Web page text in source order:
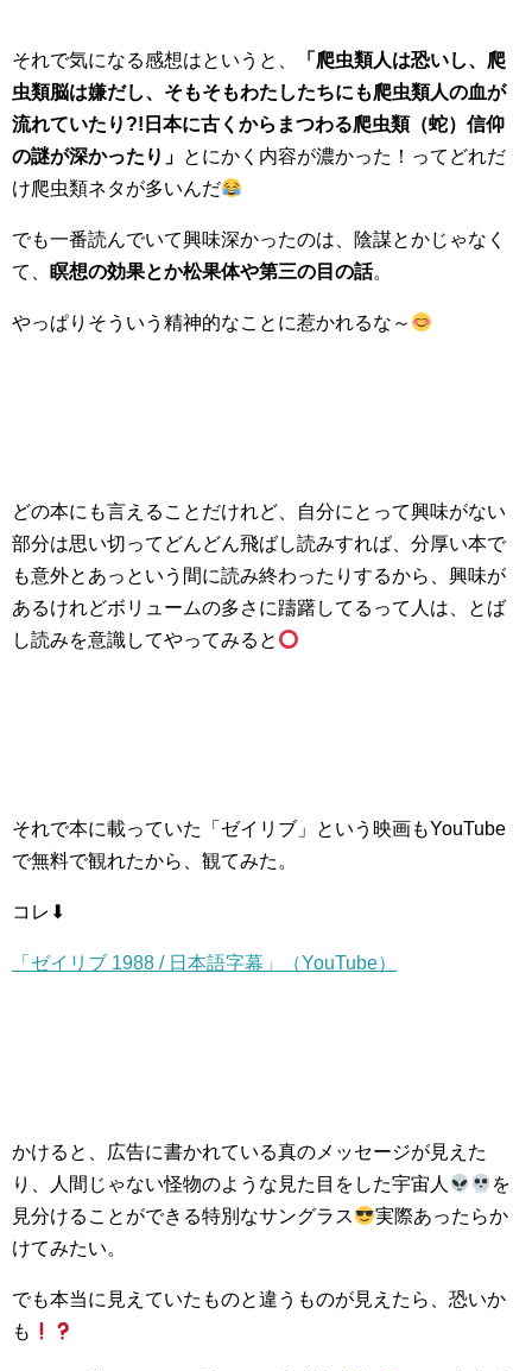
それで気になる感想はというと、
「爬虫類人は恐いし、爬
虫類脳は嫌だし、そもそもわたしたちにも爬虫類人の血が
流れていたり?!日本に古くからまつわる爬虫類（蛇）信仰
の謎が深かったり」 とにかく内容が濃かった！ってどれだ
け爬虫類ネタが多いんだ
でも一番読んでいて興味深かったのは、陰謀とかじゃなく
て、 瞑想の効果とか松果体や第三の目の話。
やっぱりそういう精神的なことに惹かれるな～
どの本にも言えることだけれど、自分にとって興味がない
部分は思い切ってどんどん飛ばし読みすれば、分厚い本で
も意外とあっという間に読み終わったりするから、興味が
あるけれどボリュームの多さに躊躇してるって人は、とば
し読みを意識してやってみると
それで本に載っていた「ゼイリブ」という映画もYouTube
で無料で観れたから、観てみた。
コレ⬇
「ゼイリブ 1988 / 日本語字幕」（YouTube）
かけると、広告に書かれている真のメッセージが見えた
り、人間じゃない怪物のような見た目をした宇宙人
を
見分けることができる特別なサングラス
実際あったらか
けてみたい。
でも本当に見えていたものと違うものが見えたら、恐いか
も